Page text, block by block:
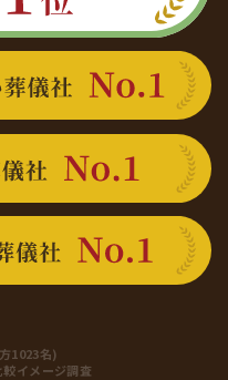
1位
1023名)
イメージ調査